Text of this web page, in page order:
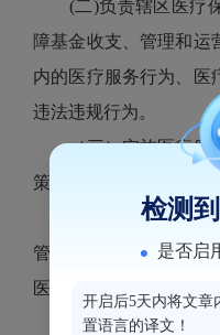
(二)负责辖区医疗保
障基金收支、管理和运
内的医疗服务行为、医
违法违规行为。
（三）实施医疗服务
策。推动建立市场主导
（四）组织实施医
管理办法，指导医疗保
医疗保障信用评价体系
（五）落实异地就医
检测
是否启
开启后5天内将文章
置语言的译文！